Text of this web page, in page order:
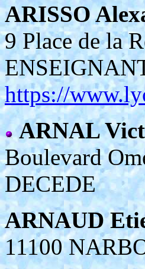
ARISSO
9 Place de la
https://
ARNAL
Boulevard
DECEDE
ARNAUD
11100